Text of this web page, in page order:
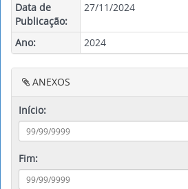
Data de
Publicação:
27/11/2024
Ano: 2024
ANEXOS
Início:
Fim: